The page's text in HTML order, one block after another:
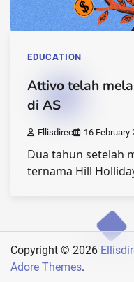
EDUCATION
Attivo telah
di AS
Ellisdirec 16 February
Dua tahun setelah
ternama Hill
Copyright © 2026
Adore Themes.